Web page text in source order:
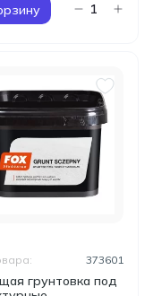
грунтовка под
373601